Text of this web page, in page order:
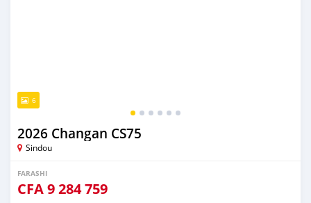
6
2026 Changan CS75
Sindou
FARASHI
CFA9 284 759